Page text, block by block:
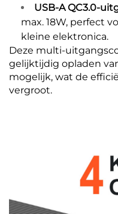
USB-A QC3.0-
max. 18W, perfect
kleine elektronica.
Deze multi-
gelijktijdig opladen
mogelijk, wat de
vergroot.